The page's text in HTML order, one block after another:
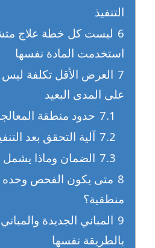
التنفيذ
6 ليست كل خطة علاج
استخدمت المادة نفسها
7 العرض الأقل تكلفة ليس
على المدى البعيد
7.1 حدود منطقة
7.2 آلية التحقق بعد
7.3 الضمان وماذا يشمل
8 متى يكون الفحص وحده
منطقية؟
9 المباني الجديدة
بالطريقة نفسها